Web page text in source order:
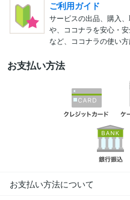
ご利用ガイド
サービスの出品、購入
や、ココナラを安心・
など、ココナラの使い方
お支払い方法
お支払い方法について